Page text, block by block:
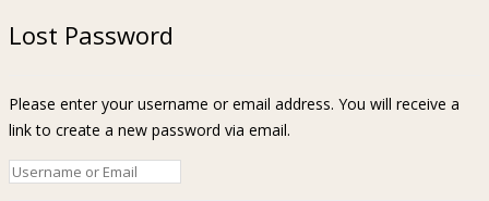
Lost Password
Please enter your username or email address. You will receive a
link to create a new password via email.